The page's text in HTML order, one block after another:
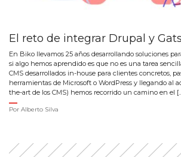
El reto de integrar Drupal y
En Biko llevamos 25 años desarrollando soluciones
si algo hemos aprendido es que no es una tarea
CMS desarrollados in-house para clientes concretos,
herramientas de Microsoft o WordPress y llegando al
the-art de los CMS) hemos recorrido un camino en el
Por Alberto Silva